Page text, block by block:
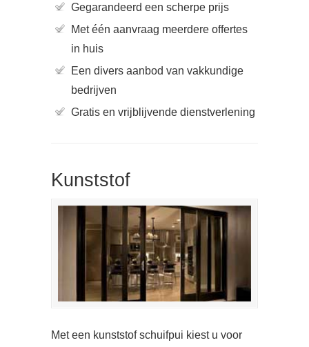
Gegarandeerd een scherpe prijs
Met één aanvraag meerdere offertes
in huis
Een divers aanbod van vakkundige
bedrijven
Gratis en vrijblijvende dienstverlening
Kunststof
Met een kunststof schuifpui kiest u voor